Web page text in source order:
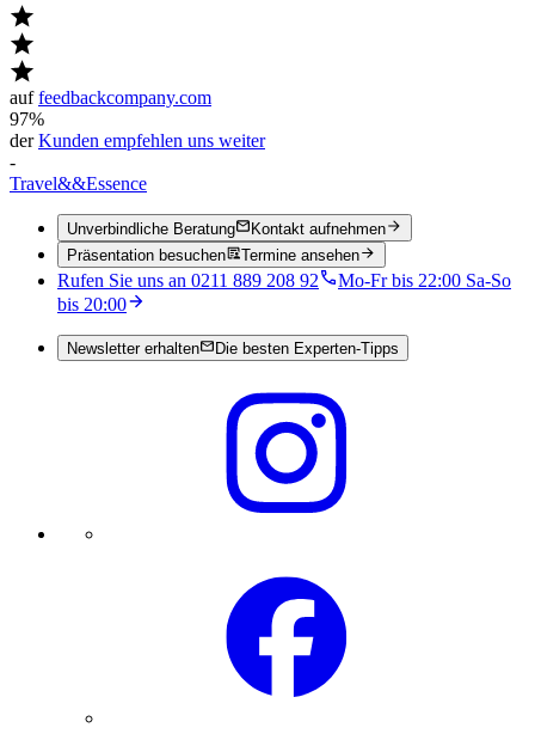
auffeedbackcompany.com
97%
derKunden empfehlen uns weiter
-
Travel&&Essence
Unverbindliche Beratung
Kontakt aufnehmen
Präsentation besuchen
Termine ansehen
Rufen Sie uns an 0211 889 208 92
Mo-Fr bis 22:00 Sa-So
bis 20:00
Newsletter erhalten Die besten Experten-Tipps